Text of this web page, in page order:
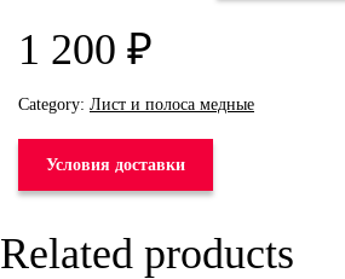
1 200 ₽
Category: Лист и полоса медные
Условия доставки
Related products